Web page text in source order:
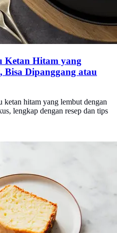
Ketan Hitam yang
Dipanggang atau
ketan hitam yang lembut dengan
lengkap dengan resep dan tips